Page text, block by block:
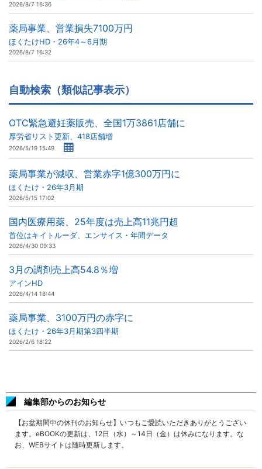
2026/8/7 16:36
薬局事業、営業損失7100万円
ほくたけHD・26年4～6月期
2026/8/7 16:32
自動検索（類似記事表示）
OTC緊急避妊薬販売、全国1万3861店舗に
厚労省リスト更新、418店舗増
2026/5/19 15:49
薬局事業が減収、営業赤字1億300万円に
ほくたけ・26年3月期
2026/5/15 17:02
国内医療用薬、25年度は売上高11兆円超
首位はキイトルーダ、エンサイス・年間データ
2026/4/30 09:33
3月の調剤売上高54.8％増
アインHD
2026/4/14 18:44
薬局事業、3100万円の赤字に
ほくたけ・26年3月期第3四半期
2026/2/6 18:22
編集部からのお知らせ
【お盆期間中の休刊のお知らせ】いつもご愛読いただきありがとうござい
ます。eBOOKの更新は、12日（水）～14日（金）は休みになります。な
お、WEBサイトは随時更新します。